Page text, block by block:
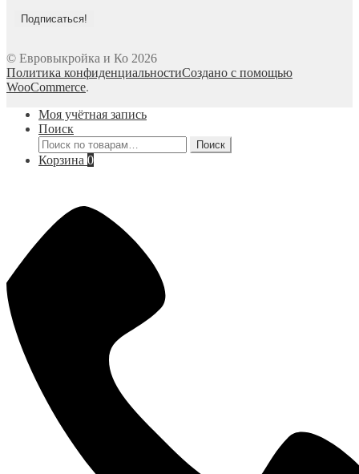
© Евровыкройка и Ко 2026
Политика конфиденциальностиСоздано с помощью
WooCommerce.
Моя учётная запись
Поиск
Искать:
Поиск
Корзина 0